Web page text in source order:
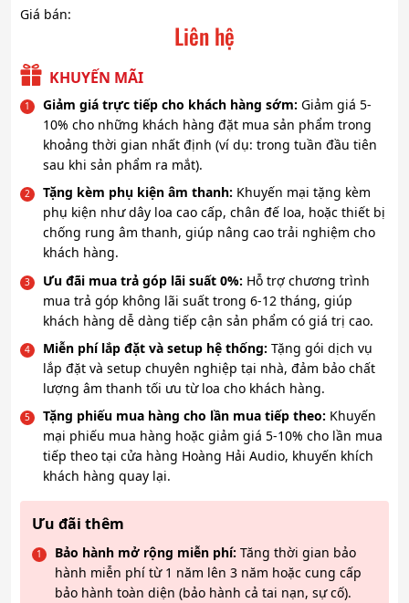
Giá bán:
Liên hệ
KHUYẾN MÃI
Giảm giá trực tiếp cho khách hàng sớm: Giảm giá 5-
10% cho những khách hàng đặt mua sản phẩm trong
khoảng thời gian nhất định (ví dụ: trong tuần đầu tiên
sau khi sản phẩm ra mắt).
Tặng kèm phụ kiện âm thanh: Khuyến mại tặng kèm
phụ kiện như dây loa cao cấp, chân đế loa, hoặc thiết bị
chống rung âm thanh, giúp nâng cao trải nghiệm cho
khách hàng.
Ưu đãi mua trả góp lãi suất 0%: Hỗ trợ chương trình
mua trả góp không lãi suất trong 6-12 tháng, giúp
khách hàng dễ dàng tiếp cận sản phẩm có giá trị cao.
Miễn phí lắp đặt và setup hệ thống: Tặng gói dịch vụ
lắp đặt và setup chuyên nghiệp tại nhà, đảm bảo chất
lượng âm thanh tối ưu từ loa cho khách hàng.
Tặng phiếu mua hàng cho lần mua tiếp theo: Khuyến
mại phiếu mua hàng hoặc giảm giá 5-10% cho lần mua
tiếp theo tại cửa hàng Hoàng Hải Audio, khuyến khích
khách hàng quay lại.
Ưu đãi thêm
Bảo hành mở rộng miễn phí: Tăng thời gian bảo
hành miễn phí từ 1 năm lên 3 năm hoặc cung cấp
bảo hành toàn diện (bảo hành cả tai nạn, sự cố).